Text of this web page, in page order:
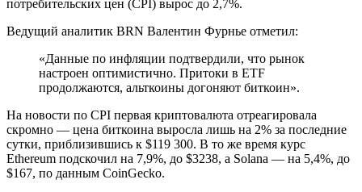
потребительских цен (CPI) вырос до 2,7%.
Ведущий аналитик BRN Валентин Фурнье отметил:
«Данные по инфляции подтвердили, что рынок
настроен оптимистично. Притоки в ETF
продолжаются, альткоины догоняют биткоин».
На новости по CPI первая криптовалюта отреагировала
скромно — цена биткоина выросла лишь на 2% за последние
сутки, приблизившись к $119 300. В то же время курс
Ethereum подскочил на 7,9%, до $3238, а Solana — на 5,4%, до
$167, по данным CoinGecko.